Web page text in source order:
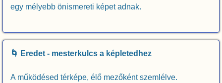
egy mélyebb önismereti képet adnak.
🌀 Eredet - mesterkulcs a képletedhez
A működésed térképe, élő mezőként szemlélve.